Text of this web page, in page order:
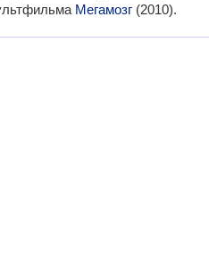
Мегамозг (2010).